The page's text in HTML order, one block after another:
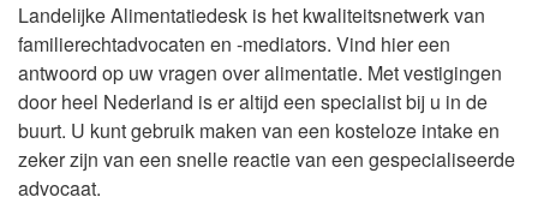
Landelijke Alimentatiedesk is het kwaliteitsnetwerk van
familierechtadvocaten en -mediators. Vind hier een
antwoord op uw vragen over alimentatie. Met vestigingen
door heel Nederland is er altijd een specialist bij u in de
buurt. U kunt gebruik maken van een kosteloze intake en
zeker zijn van een snelle reactie van een gespecialiseerde
advocaat.